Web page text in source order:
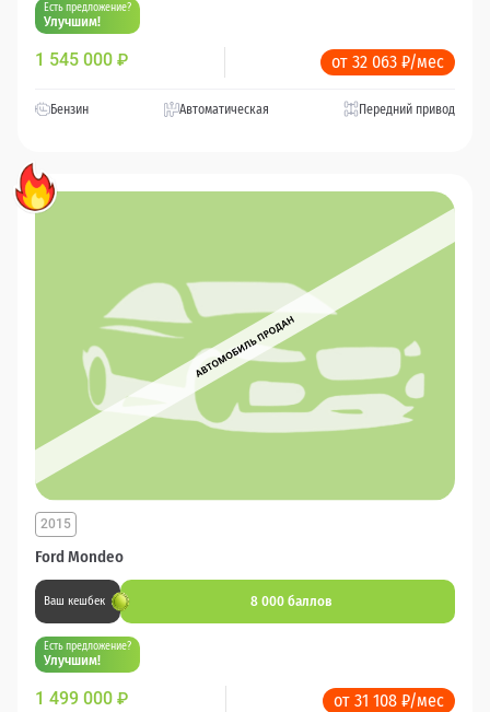
Есть предложение?
Улучшим!
1 545 000 ₽ от 32 063 ₽/мес
Бензин Автоматическая Передний привод
Ford Mondeo
2015
Ваш кешбек 8 000 баллов
Есть предложение?
Улучшим!
1 499 000 ₽ от 31 108 ₽/мес